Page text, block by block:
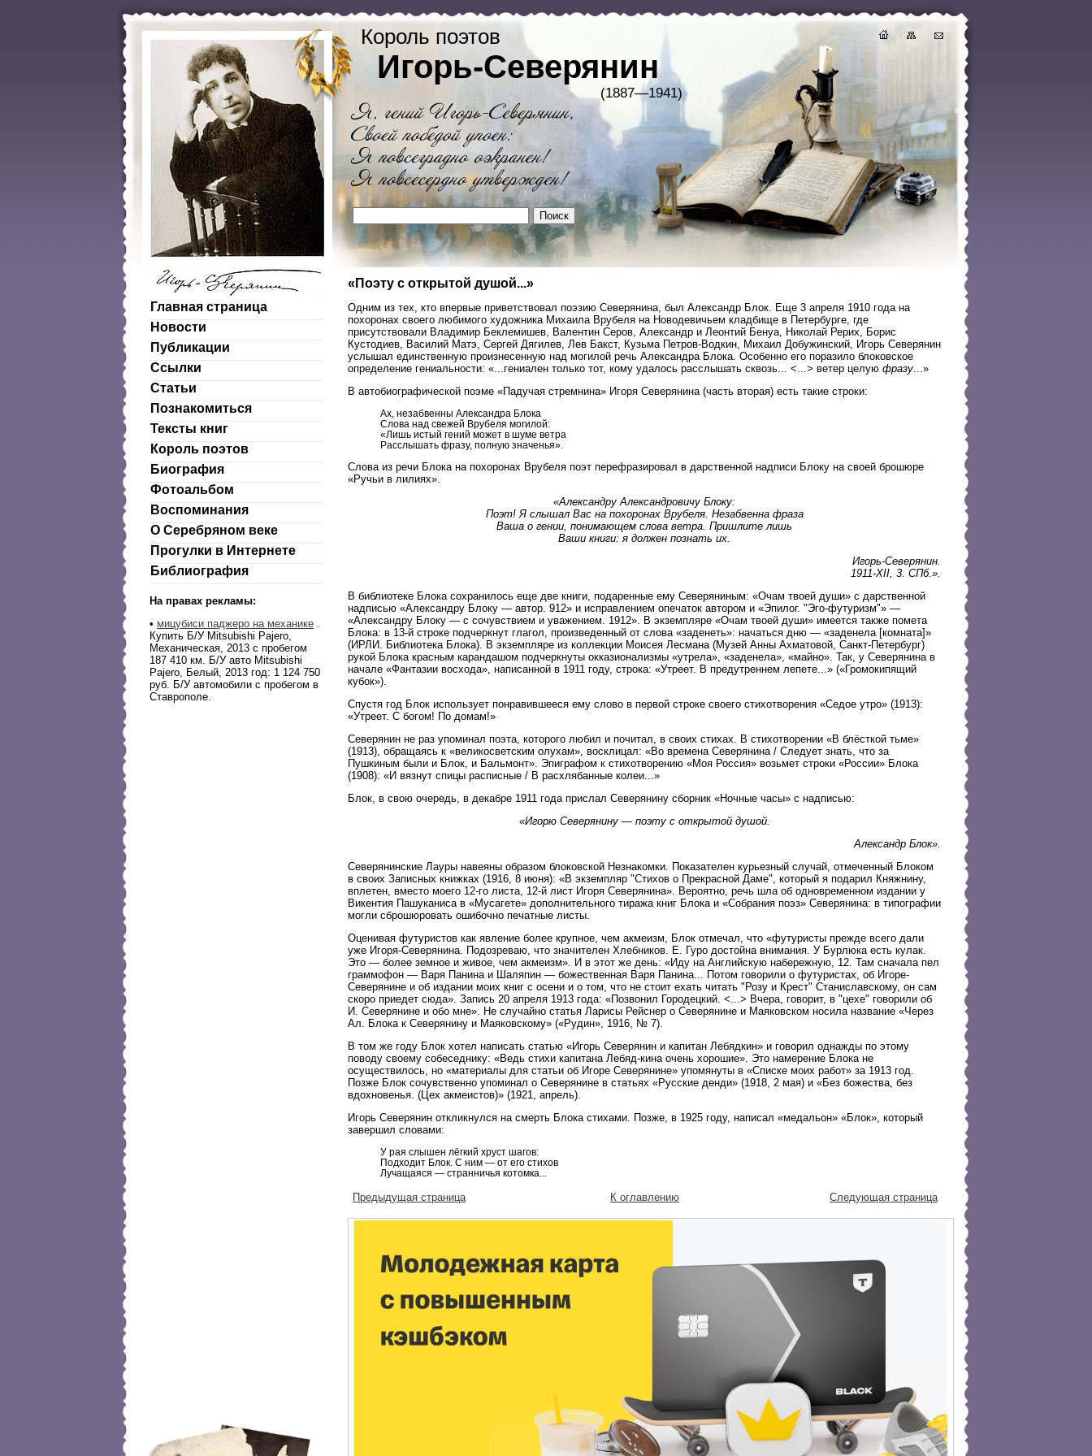
Король поэтов
Игорь-Северянин
(1887—1941)
Главная страница
Новости
Публикации
Ссылки
Статьи
Познакомиться
Тексты книг
Король поэтов
Биография
Фотоальбом
Воспоминания
О Серебряном веке
Прогулки в Интернете
Библиография
На правах рекламы:
• мицубиси паджеро на механике .
Купить Б/У Mitsubishi Pajero,
Механическая, 2013 с пробегом
187 410 км. Б/У авто Mitsubishi
Pajero, Белый, 2013 год: 1 124 750
руб. Б/У автомобили с пробегом в
Ставрополе.
«Поэту с открытой душой...»
Одним из тех, кто впервые приветствовал поэзию Северянина, был Александр Блок. Еще 3 апреля 1910 года на
похоронах своего любимого художника Михаила Врубеля на Новодевичьем кладбище в Петербурге, где
присутствовали Владимир Беклемишев, Валентин Серов, Александр и Леонтий Бенуа, Николай Рерих, Борис
Кустодиев, Василий Матэ, Сергей Дягилев, Лев Бакст, Кузьма Петров-Водкин, Михаил Добужинский, Игорь Северянин
услышал единственную произнесенную над могилой речь Александра Блока. Особенно его поразило блоковское
определение гениальности: «...гениален только тот, кому удалось расслышать сквозь... <...> ветер целую фразу ...»
В автобиографической поэме «Падучая стремнина» Игоря Северянина (часть вторая) есть такие строки:
Ах, незабвенны Александра Блока
Слова над свежей Врубеля могилой:
«Лишь истый гений может в шуме ветра
Расслышать фразу, полную значенья».
Слова из речи Блока на похоронах Врубеля поэт перефразировал в дарственной надписи Блоку на своей брошюре
«Ручьи в лилиях».
«Александру Александровичу Блоку:
Поэт! Я слышал Вас на похоронах Врубеля. Незабвенна фраза
Ваша о гении, понимающем слова ветра. Пришлите лишь
Ваши книги: я должен познать их.
Игорь-Северянин.
1911-XII, 3. СПб.».
В библиотеке Блока сохранилось еще две книги, подаренные ему Северяниным: «Очам твоей души» с дарственной
надписью «Александру Блоку — автор. 912» и исправлением опечаток автором и «Эпилог. "Эго-футуризм"» —
«Александру Блоку — с сочувствием и уважением. 1912». В экземпляре «Очам твоей души» имеется также помета
Блока: в 13-й строке подчеркнут глагол, произведенный от слова «заденеть»: начаться дню — «заденела [комната]»
(ИРЛИ. Библиотека Блока). В экземпляре из коллекции Моисея Лесмана (Музей Анны Ахматовой, Санкт-Петербург)
рукой Блока красным карандашом подчеркнуты окказионализмы «утрела», «заденела», «майно». Так, у Северянина в
начале «Фантазии восхода», написанной в 1911 году, строка: «Утреет. В предутреннем лепете...» («Громокипящий
кубок»).
Спустя год Блок использует понравившееся ему слово в первой строке своего стихотворения «Седое утро» (1913):
«Утреет. С богом! По домам!»
Северянин не раз упоминал поэта, которого любил и почитал, в своих стихах. В стихотворении «В блёсткой тьме»
(1913), обращаясь к «великосветским олухам», восклицал: «Во времена Северянина / Следует знать, что за
Пушкиным были и Блок, и Бальмонт». Эпиграфом к стихотворению «Моя Россия» возьмет строки «России» Блока
(1908): «И вязнут спицы расписные / В расхлябанные колеи...»
Блок, в свою очередь, в декабре 1911 года прислал Северянину сборник «Ночные часы» с надписью:
«Игорю Северянину — поэту с открытой душой.
Александр Блок».
Северянинские Лауры навеяны образом блоковской Незнакомки. Показателен курьезный случай, отмеченный Блоком
в своих Записных книжках (1916, 8 июня): «В экземпляр "Стихов о Прекрасной Даме", который я подарил Княжнину,
вплетен, вместо моего 12-го листа, 12-й лист Игоря Северянина». Вероятно, речь шла об одновременном издании у
Викентия Пашуканиса в «Мусагете» дополнительного тиража книг Блока и «Собрания поэз» Северянина: в типографии
могли сброшюровать ошибочно печатные листы.
Оценивая футуристов как явление более крупное, чем акмеизм, Блок отмечал, что «футуристы прежде всего дали
уже Игоря-Северянина. Подозреваю, что значителен Хлебников. Е. Гуро достойна внимания. У Бурлюка есть кулак.
Это — более земное и живое, чем акмеизм». И в этот же день: «Иду на Английскую набережную, 12. Там сначала пел
граммофон — Варя Панина и Шаляпин — божественная Варя Панина... Потом говорили о футуристах, об Игоре-
Северянине и об издании моих книг с осени и о том, что не стоит ехать читать "Розу и Крест" Станиславскому, он сам
скоро приедет сюда». Запись 20 апреля 1913 года: «Позвонил Городецкий. <...> Вчера, говорит, в "цехе" говорили об
И. Северянине и обо мне». Не случайно статья Ларисы Рейснер о Северянине и Маяковском носила название «Через
Ал. Блока к Северянину и Маяковскому» («Рудин», 1916, № 7).
В том же году Блок хотел написать статью «Игорь Северянин и капитан Лебядкин» и говорил однажды по этому
поводу своему собеседнику: «Ведь стихи капитана Лебяд-кина очень хорошие». Это намерение Блока не
осуществилось, но «материалы для статьи об Игоре Северянине» упомянуты в «Списке моих работ» за 1913 год.
Позже Блок сочувственно упоминал о Северянине в статьях «Русские денди» (1918, 2 мая) и «Без божества, без
вдохновенья. (Цех акмеистов)» (1921, апрель).
Игорь Северянин откликнулся на смерть Блока стихами. Позже, в 1925 году, написал «медальон» «Блок», который
завершил словами:
У рая слышен лёгкий хруст шагов:
Подходит Блок. С ним — от его стихов
Лучащаяся — странничья котомка...
Предыдущая страница К оглавлению Следующая страница